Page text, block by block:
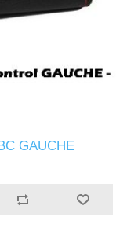
GAUCHE